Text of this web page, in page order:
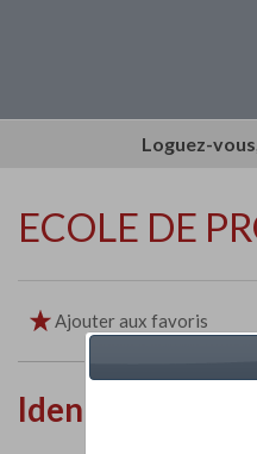
Loguez-
ECOLE DE
Ajouter aux favoris
Identité de